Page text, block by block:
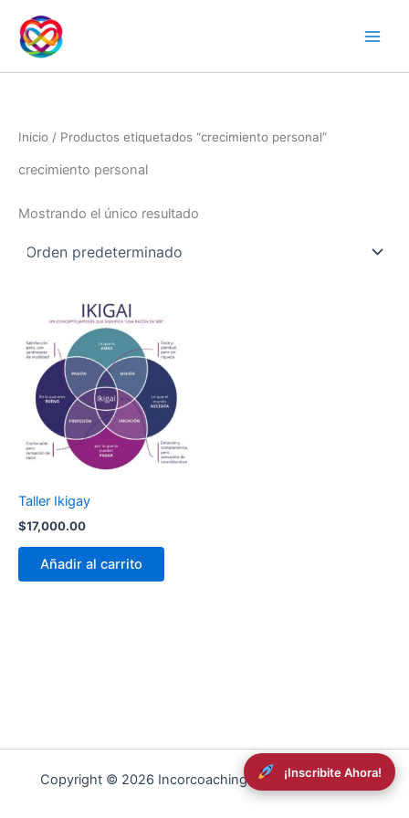
contenido
Inicio / Productos etiquetados “crecimiento personal”
crecimiento personal
Mostrando el único resultado
Taller Ikigay
$17,000.00
Añadir al carrito
Copyright © 2026 Incorcoaching | Powered byRDev
¡Inscribite Ahora!